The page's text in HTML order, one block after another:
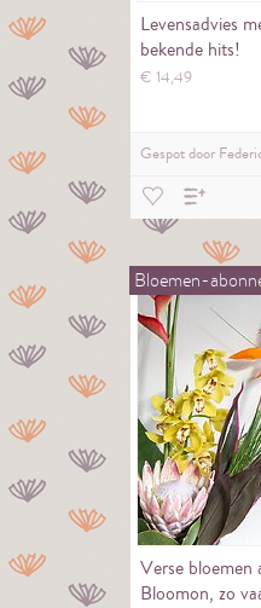
Levensadvies
bekende hits!
€ 14,49
Gespot door
Bloemen-
Verse bloemen
Bloomon, zo